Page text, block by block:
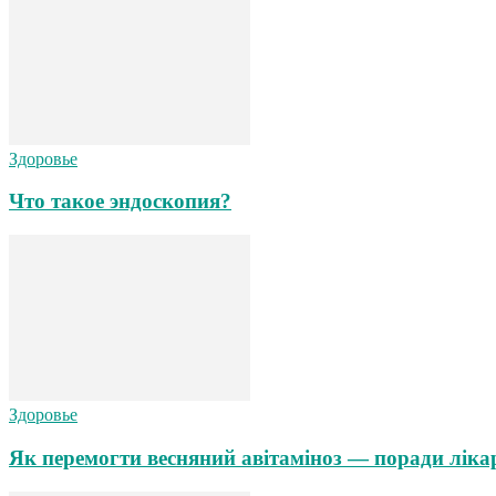
Здоровье
Что такое эндоскопия?
Здоровье
Як перемогти весняний авітаміноз — поради